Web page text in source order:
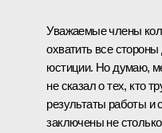
Уважаемые члены
охватить все
юстиции. Но думаю,
не сказал о тех, кто
результаты работы и
заключены не